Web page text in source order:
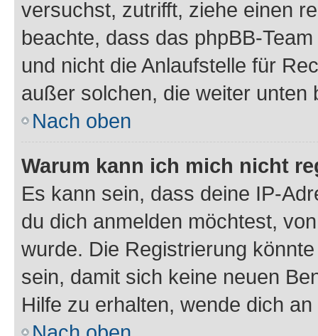
versuchst, zutrifft, ziehe einen
beachte, dass das phpBB-
und nicht die Anlaufstelle für
außer solchen, die weiter unten
Nach oben
Warum kann ich mich nicht
Es kann sein, dass deine IP-
du dich anmelden möchtest,
wurde. Die Registrierung
sein, damit sich keine neuen
Hilfe zu erhalten, wende dich